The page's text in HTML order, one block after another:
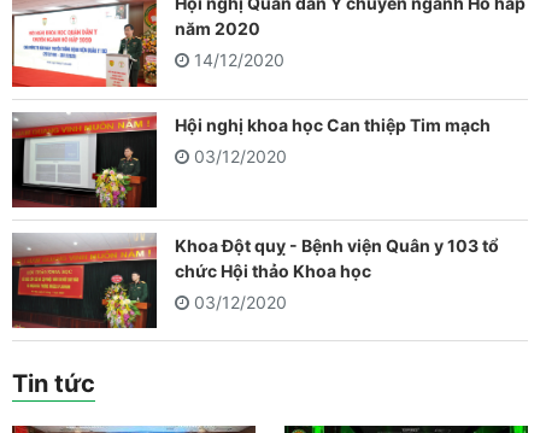
năm 2020
14/12/2020
Hội nghị khoa học Can thiệp Tim mạch
03/12/2020
Khoa Đột quỵ - Bệnh viện Quân y 103 tổ
chức Hội thảo Khoa học
03/12/2020
Tin tức